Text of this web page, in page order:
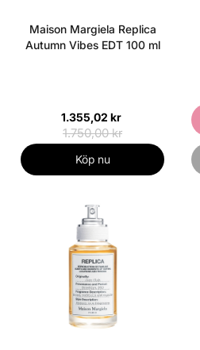
Maison Margiela Replica
Autumn Vibes EDT 100 ml
1.355,02 kr
1.750,00 kr
Köp nu